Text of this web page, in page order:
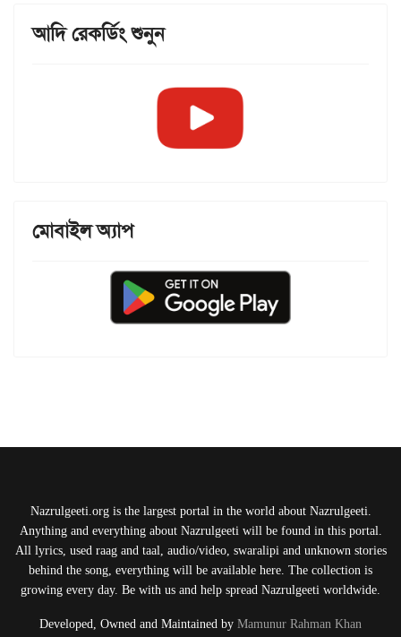
আদি রেকর্ডিং শুনুন
মোবাইল অ্যাপ
Nazrulgeeti.org is the largest portal in the world about Nazrulgeeti.
Anything and everything about Nazrulgeeti will be found in this portal.
All lyrics, used raag and taal, audio/video, swaralipi and unknown stories
behind the song, everything will be available here. The collection is
growing every day. Be with us and help spread Nazrulgeeti worldwide.
Developed, Owned and Maintained by Mamunur Rahman Khan